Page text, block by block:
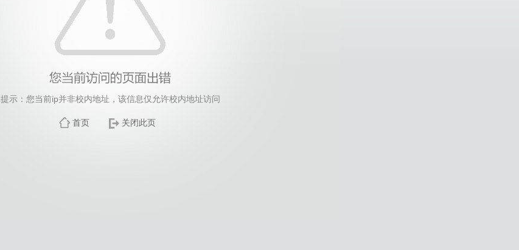
提示：您当前ip并非校内地址，该信息仅允许校内地址访问
首页 关闭此页